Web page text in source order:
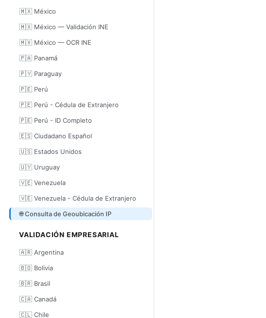
🇲🇽 México
🇲🇽 México — Validación INE
🇲🇽 México — OCR INE
🇵🇦 Panamá
🇵🇾 Paraguay
🇵🇪 Perú
🇵🇪 Perú - Cédula de Extranjero
🇵🇪 Perú - ID Completo
🇪🇸 Ciudadano Español
🇺🇸 Estados Unidos
🇺🇾 Uruguay
🇻🇪 Venezuela
🇻🇪 Venezuela - Cédula de Extranjero
🌐 Consulta de Geoubicación IP
VALIDACIÓN EMPRESARIAL
🇦🇷 Argentina
🇧🇴 Bolivia
🇧🇷 Brasil
🇨🇦 Canadá
🇨🇱 Chile